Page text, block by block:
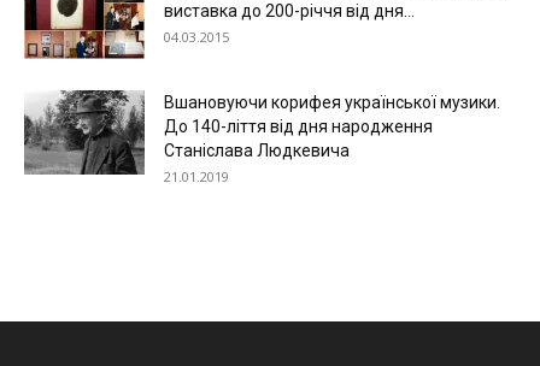
виставка до 200-річчя від дня...
04.03.2015
Вшановуючи корифея української музики.
До 140-ліття від дня народження
Станіслава Людкевича
21.01.2019